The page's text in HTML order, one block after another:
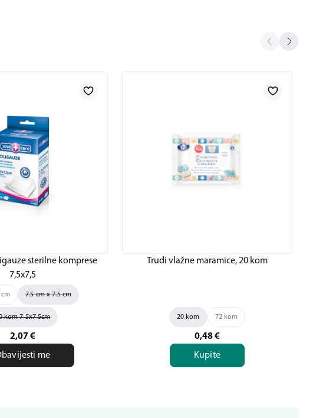
sterilne komprese
7,5x7,5
cm 7.5 cm x 7.5 cm
kom 7 5x7 5cm
2,07 €
me
Trudi vlažne maramice, 20 kom
20 kom 72 kom
0,48€
Kupite